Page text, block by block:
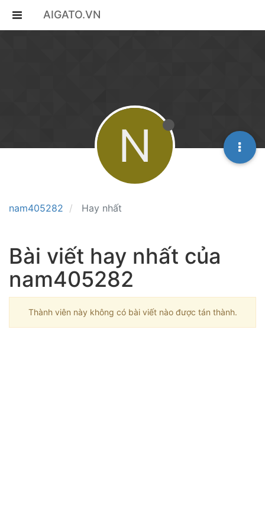
AIGATO.VN
nam405282 Hay nhất
N
Bài viết hay nhất của
nam405282
Thành viên này không có bài viết nào được tán thành.